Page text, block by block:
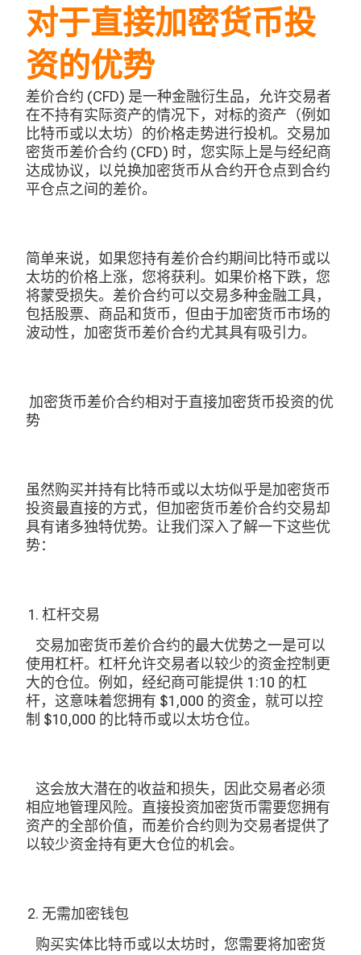
对于直接加密货币投
资的优势
差价合约 (CFD) 是一种金融衍生品，允许交易者
在不持有实际资产的情况下，对标的资产（例如
比特币或以太坊）的价格走势进行投机。交易加
密货币差价合约 (CFD) 时，您实际上是与经纪商
达成协议，以兑换加密货币从合约开仓点到合约
平仓点之间的差价。
简单来说，如果您持有差价合约期间比特币或以
太坊的价格上涨，您将获利。如果价格下跌，您
将蒙受损失。差价合约可以交易多种金融工具，
包括股票、商品和货币，但由于加密货币市场的
波动性，加密货币差价合约尤其具有吸引力。
加密货币差价合约相对于直接加密货币投资的优
势
虽然购买并持有比特币或以太坊似乎是加密货币
投资最直接的方式，但加密货币差价合约交易却
具有诸多独特优势。让我们深入了解一下这些优
势：
杠杆交易
交易加密货币差价合约的最大优势之一是可以
使用杠杆。杠杆允许交易者以较少的资金控制更
大的仓位。例如，经纪商可能提供 1:10 的杠
杆，这意味着您拥有 $1,000 的资金，就可以控
制 $10,000 的比特币或以太坊仓位。
这会放大潜在的收益和损失，因此交易者必须
相应地管理风险。直接投资加密货币需要您拥有
资产的全部价值，而差价合约则为交易者提供了
以较少资金持有更大仓位的机会。
无需加密钱包
购买实体比特币或以太坊时，您需要将加密货